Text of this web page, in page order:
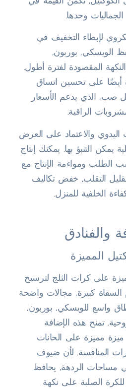
وحدها.
لإبطاء التخفيف في
الويسكي, بوربون,
المقصودة لفترة أطول.
أيضًا على تحسين اتساق
صب, الذي يدعم الأسعار
الراقية.
والاعتماد على العرض
يمكن التنبؤ بها. يمكنك إنتاج
ومواءمة الإنتاج مع
التقلب, خفض تكاليف
الخلفية للمنزل.
والفنادق
المميزة
على كرات الثلج لترسيخ
السقاة كبيرة, مجالات واضحة
واسع للويسكي, بوربون,
تمنح هذه الإضافة
مميزة على الحانات
المنافسة. لأن ضيوف
في مساحات الردهة, يحافظ
الصلبة على نكهة